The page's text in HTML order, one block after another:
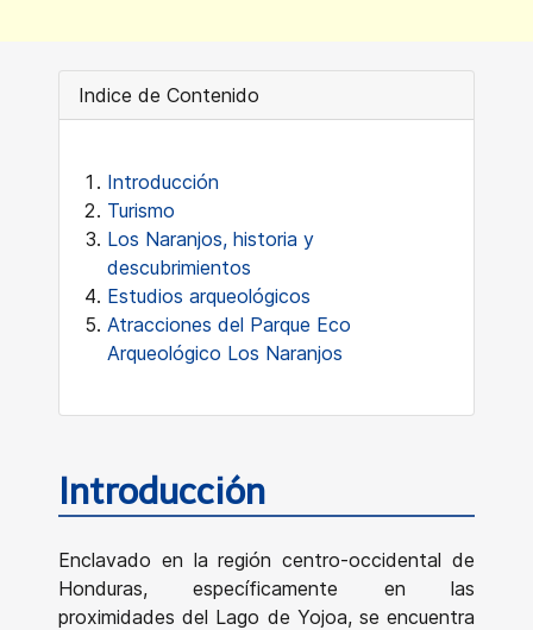
Indice de Contenido
Introducción
Turismo
Los Naranjos, historia y
descubrimientos
Estudios arqueológicos
Atracciones del Parque Eco
Arqueológico Los Naranjos
Introducción
Enclavado en la región centro-occidental de
Honduras, específicamente en las
proximidades del Lago de Yojoa, se encuentra